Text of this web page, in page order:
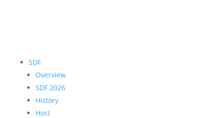
SDF
Overview
SDF 2026
History
Host